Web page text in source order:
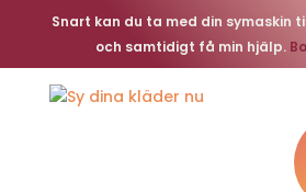
Snart kan du ta med din symaskin
och samtidigt få min hjälp.